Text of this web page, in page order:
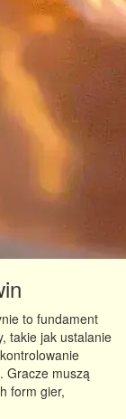
to fundament
takie jak ustalanie
Gracze muszą
form gier,